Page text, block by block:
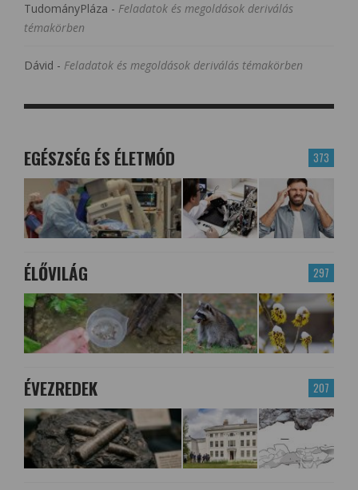
TudományPláza - Feladatok és megoldások deriválás
témakörben
Dávid - Feladatok és megoldások deriválás témakörben
373
EGÉSZSÉG ÉS ÉLETMÓD
297
ÉLŐVILÁG
207
ÉVEZREDEK